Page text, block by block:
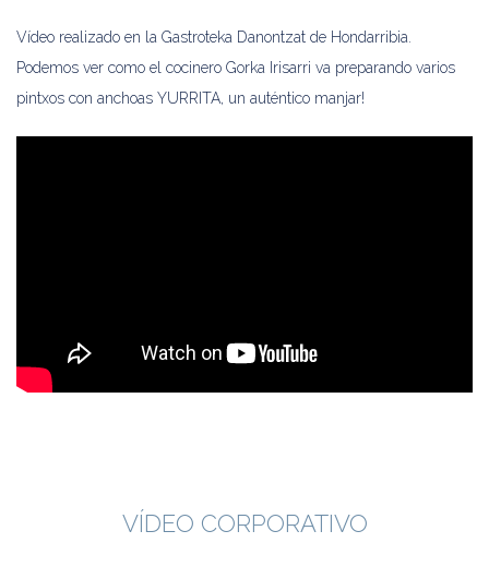
Vídeo realizado en la Gastroteka Danontzat de Hondarribia.
Podemos ver como el cocinero Gorka Irisarri va preparando varios
pintxos con anchoas YURRITA, un auténtico manjar!
VÍDEO CORPORATIVO